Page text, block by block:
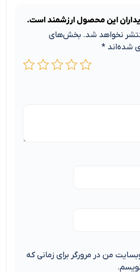
این محصول ارزشمند است.
نخواهد شد. بخش‌های
شده‌اند *
من در مرورگر برای زمانی که